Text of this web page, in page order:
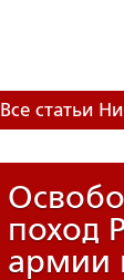
Все статьи
поход
армии